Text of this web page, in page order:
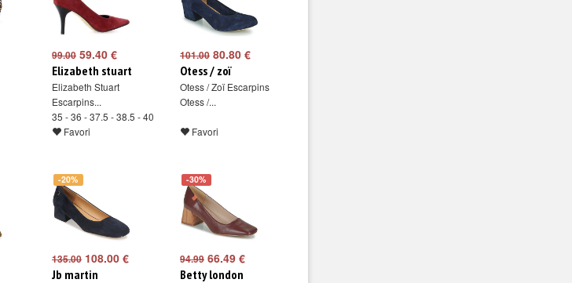
99.00 59.40 €
Elizabeth stuart
Elizabeth Stuart
Escarpins...
35 - 36 - 37.5 - 38.5 - 40
Favori
101.00 80.80 €
Otess / zoï
Otess / Zoï Escarpins
Otess /...
Favori
-20%
135.00 108.00 €
Jb martin
-30%
94.99 66.49 €
Betty london